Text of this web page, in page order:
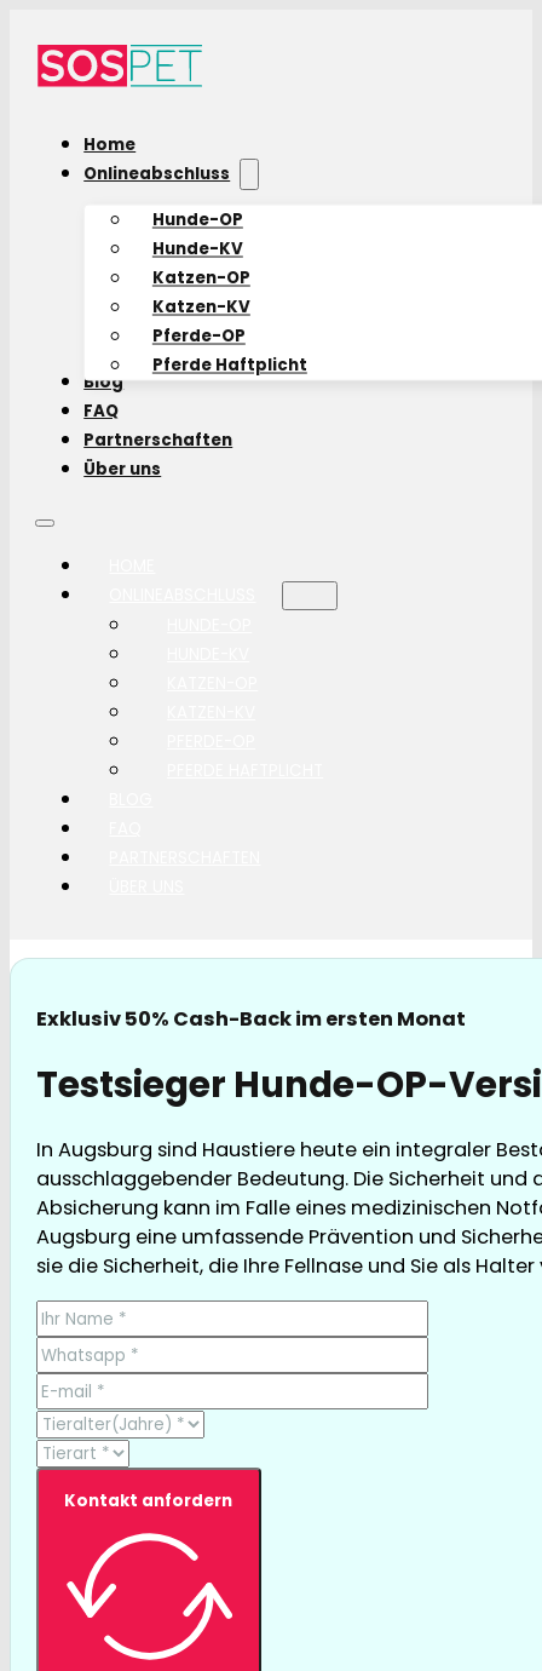
Home
Onlineabschluss
Hunde-OP
Hunde-KV
Katzen-OP
Katzen-KV
Pferde-OP
Pferde Haftplicht
Blog
FAQ
Partnerschaften
Über uns
Exklusiv 50% Cash-Back im ersten Monat
Testsieger Hunde-OP-
In Augsburg sind Haustiere heute ein integraler
ausschlaggebender Bedeutung. Die Sicherheit und
Absicherung kann im Falle eines medizinischen
Augsburg eine umfassende Prävention und
sie die Sicherheit, die Ihre Fellnase und Sie als
Kontakt anfordern